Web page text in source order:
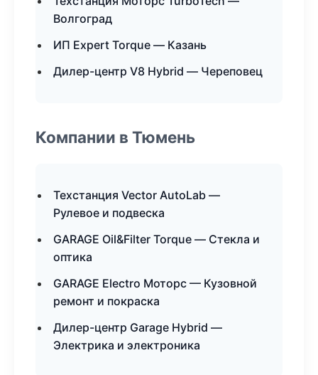
Волгоград
ИП Expert Torque — Казань
Дилер-центр V8 Hybrid — Череповец
Компании в Тюмень
Техстанция Vector AutoLab —
Рулевое и подвеска
GARAGE Oil&Filter Torque — Стекла и
оптика
GARAGE Electro Моторс — Кузовной
ремонт и покраска
Дилер-центр Garage Hybrid —
Электрика и электроника